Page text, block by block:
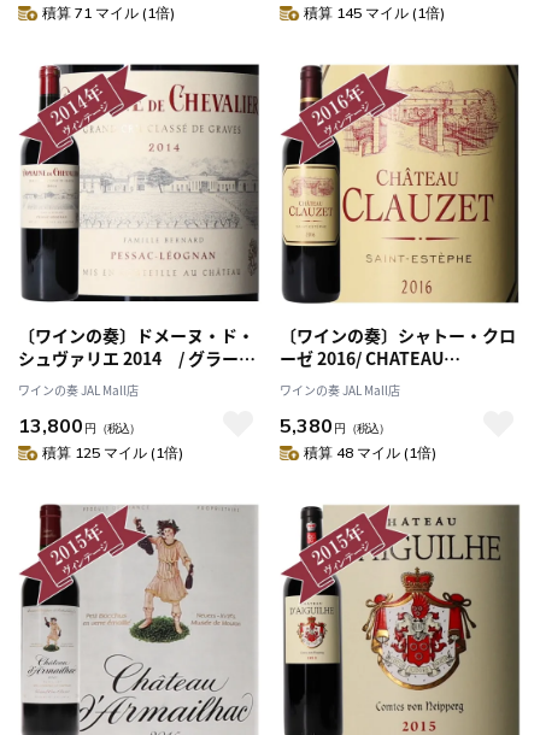
積算 71 マイル (1倍) 積算 145 マイル (1倍)
〔ワインの奏〕ドメーヌ・ド・
シュヴァリエ 2014 / グラーヴ
地区 格付けシャトー Grand Cru
Classe de Graves
ワインの奏 JAL Mall店
13,800 円 （税込）
積算 125 マイル (1倍)
〔ワインの奏〕シャトー・クロ
ーゼ 2016/ CHATEAU
CLAUZET 2016
ワインの奏 JAL Mall店
5,380 円 （税込）
積算 48 マイル (1倍)